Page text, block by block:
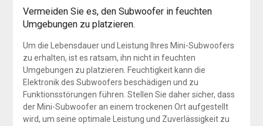
Vermeiden Sie es, den Subwoofer in feuchten
Umgebungen zu platzieren.
Um die Lebensdauer und Leistung Ihres Mini-Subwoofers
zu erhalten, ist es ratsam, ihn nicht in feuchten
Umgebungen zu platzieren. Feuchtigkeit kann die
Elektronik des Subwoofers beschädigen und zu
Funktionsstörungen führen. Stellen Sie daher sicher, dass
der Mini-Subwoofer an einem trockenen Ort aufgestellt
wird, um seine optimale Leistung und Zuverlässigkeit zu